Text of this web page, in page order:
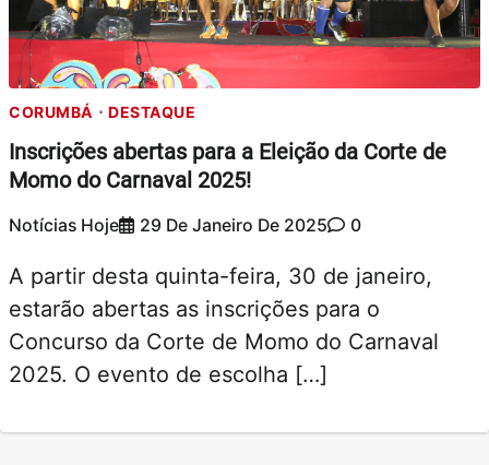
CORUMBÁ DESTAQUE
Inscrições abertas para a Eleição da Corte de
Momo do Carnaval 2025!
Notícias Hoje 29 De Janeiro De 2025 0
A partir desta quinta-feira, 30 de janeiro,
estarão abertas as inscrições para o
Concurso da Corte de Momo do Carnaval
2025. O evento de escolha […]